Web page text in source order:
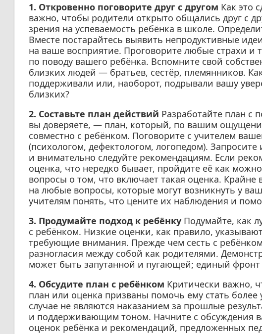
1. Откровенно поговорите друг с другом Как это
важно, чтобы родители открыто общались друг с
зрения на успеваемость ребёнка в школе.
Вместе постарайтесь выявить непродуктивные
на ваше восприятие. Проговорите любые страхи и
по поводу вашего ребёнка. Вспомните свой
близких людей — братьев, сестёр, племянников.
поддерживали или, наоборот, подрывали вашу
близких?
2. Составьте план действий Разработайте план с
вы доверяете, — план, который, по вашим
совместно с ребёнком. Поговорите с учителем
(психологом, дефектологом, логопедом).
и внимательно следуйте рекомендациям. Если
оценка, что нередко бывает, пройдите её как
вопросы о том, что включает такая оценка.
на любые вопросы, которые могут возникнуть у
учителям понять, что цените их наблюдения и
3. Продумайте подход к ребёнкуПодумайте, как
с ребёнком. Низкие оценки, как правило,
требующие внимания. Прежде чем сесть с
разногласия между собой как родителями.
может быть запутанной и пугающей; единый
4. Обсудите план с ребёнком Критически важно,
план или оценка призваны помочь ему стать
случае не являются наказанием за прошлые
и поддерживающим тоном. Начните с обсуждения
оценок ребёнка и рекомендаций, предложенных